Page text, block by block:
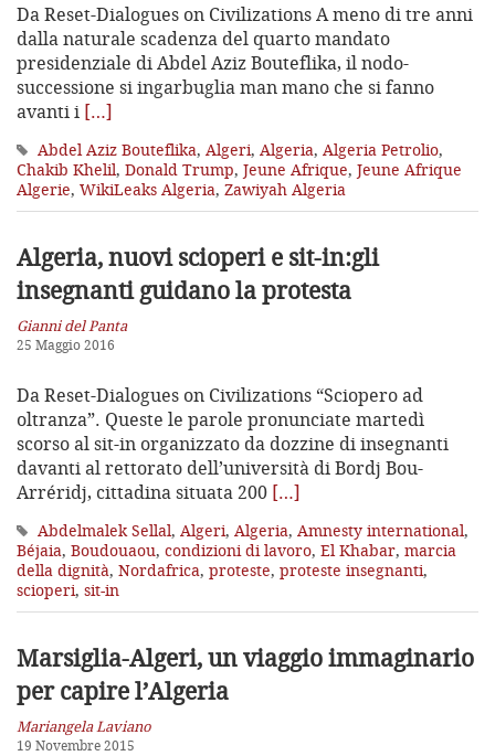
Da Reset-Dialogues on Civilizations A meno di tre anni
dalla naturale scadenza del quarto mandato
presidenziale di Abdel Aziz Bouteflika, il nodo-
successione si ingarbuglia man mano che si fanno
avanti i […]
Abdel Aziz Bouteflika, Algeri, Algeria, Algeria Petrolio,
Chakib Khelil, Donald Trump, Jeune Afrique, Jeune Afrique
Algerie, WikiLeaks Algeria, Zawiyah Algeria
Algeria, nuovi scioperi e sit-in:gli
insegnanti guidano la protesta
Gianni del Panta
25 Maggio 2016
Da Reset-Dialogues on Civilizations “Sciopero ad
oltranza”. Queste le parole pronunciate martedì
scorso al sit-in organizzato da dozzine di insegnanti
davanti al rettorato dell’università di Bordj Bou-
Arréridj, cittadina situata 200 […]
Abdelmalek Sellal, Algeri, Algeria, Amnesty international,
Béjaia, Boudouaou, condizioni di lavoro, El Khabar, marcia
della dignità, Nordafrica, proteste, proteste insegnanti,
scioperi, sit-in
Marsiglia-Algeri, un viaggio immaginario
per capire l’Algeria
Mariangela Laviano
19 Novembre 2015